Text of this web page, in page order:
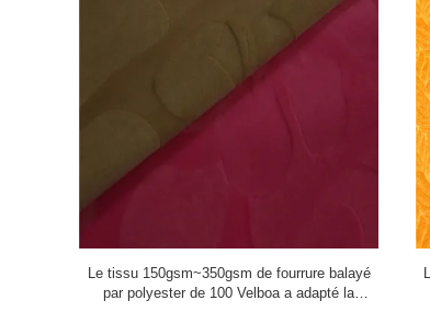
Peau lisse fine imprimée de tissu de fourrure
de Velboa - amicale pour la couverture